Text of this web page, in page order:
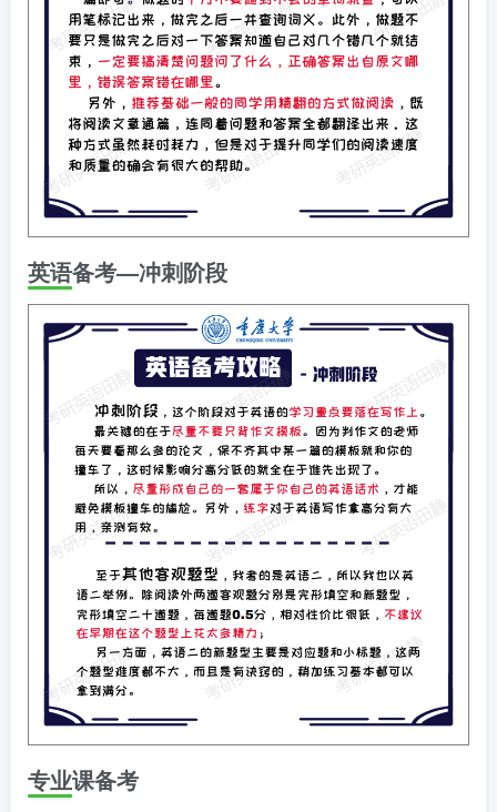
英语备考—冲刺阶段
专业课备考